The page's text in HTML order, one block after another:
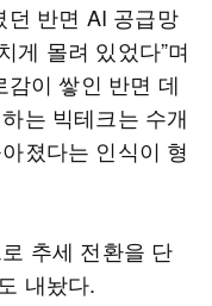
던 반면 AI 공급망
게 몰려 있었다”며
감이 쌓인 반면 데
는 빅테크는 수개
졌다는 인식이 형
추세 전환을 단
내놨다.